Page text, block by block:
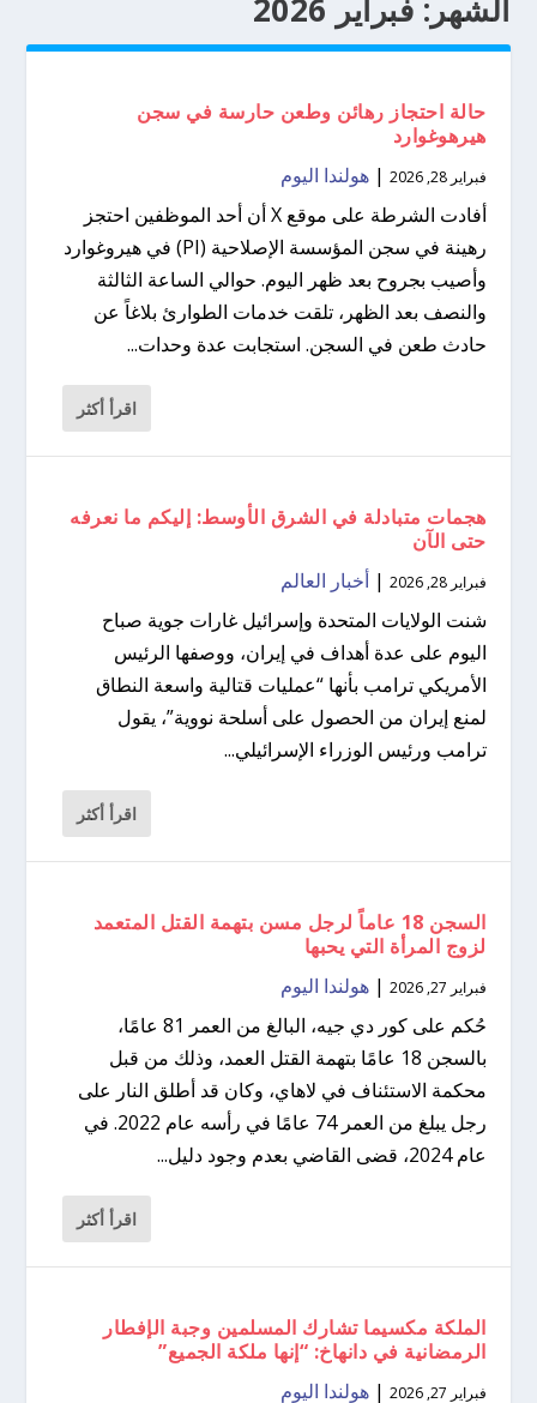
الشهر: فبراير 2026
حالة احتجاز رهائن وطعن حارسة في سجن
هيرهوغوارد
فبراير 28, 2026 |هولندا اليوم
أفادت الشرطة على موقع X أن أحد الموظفين احتجز
رهينة في سجن المؤسسة الإصلاحية (PI) في هيروغوارد
وأصيب بجروح بعد ظهر اليوم. حوالي الساعة الثالثة
والنصف بعد الظهر، تلقت خدمات الطوارئ بلاغاً عن
حادث طعن في السجن. استجابت عدة وحدات...
اقرأ أكثر
هجمات متبادلة في الشرق الأوسط: إليكم ما نعرفه
حتى الآن
فبراير 28, 2026 |أخبار العالم
شنت الولايات المتحدة وإسرائيل غارات جوية صباح
اليوم على عدة أهداف في إيران، ووصفها الرئيس
الأمريكي ترامب بأنها “عمليات قتالية واسعة النطاق
لمنع إيران من الحصول على أسلحة نووية”، يقول
ترامب ورئيس الوزراء الإسرائيلي...
اقرأ أكثر
السجن 18 عاماً لرجل مسن بتهمة القتل المتعمد
لزوج المرأة التي يحبها
فبراير 27, 2026 |هولندا اليوم
حُكم على كور دي جيه، البالغ من العمر 81 عامًا،
بالسجن 18 عامًا بتهمة القتل العمد، وذلك من قبل
محكمة الاستئناف في لاهاي، وكان قد أطلق النار على
رجل يبلغ من العمر 74 عامًا في رأسه عام 2022. في
عام 2024، قضى القاضي بعدم وجود دليل...
اقرأ أكثر
الملكة مكسيما تشارك المسلمين وجبة الإفطار
الرمضانية في دانهاخ: “إنها ملكة الجميع”
فبراير 27, 2026 |هولندا اليوم